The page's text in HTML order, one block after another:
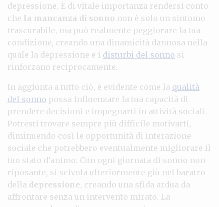
depressione. È di vitale importanza rendersi conto
che la mancanza di sonno non è solo un sintomo
trascurabile, ma può realmente peggiorare la tua
condizione, creando una dinamicità dannosa nella
quale la depressione e i disturbi del sonno si
rinforzano reciprocamente.
In aggiunta a tutto ciò, è evidente come la qualità
del sonno possa influenzare la tua capacità di
prendere decisioni e impegnarti in attività sociali.
Potresti trovare sempre più difficile motivarti,
diminuendo così le opportunità di interazione
sociale che potrebbero eventualmente migliorare il
tuo stato d’animo. Con ogni giornata di sonno non
riposante, si scivola ulteriormente giù nel baratro
della depressione, creando una sfida ardua da
affrontare senza un intervento mirato. La